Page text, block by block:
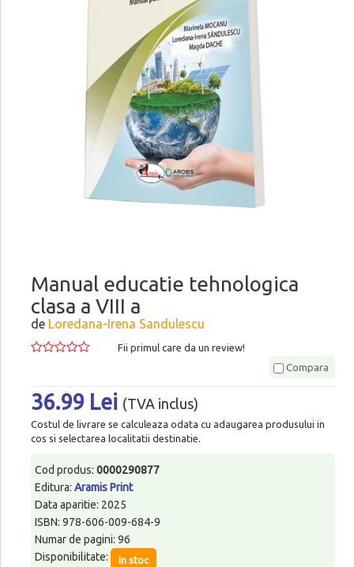
Manual educatie tehnologica
clasa a VIII a
de Loredana-Irena Sandulescu
Fii primul care da un review!
Compara
36.99 Lei (TVA inclus)
Costul de livrare se calculeaza odata cu adaugarea produsului in
cos si selectarea localitatii destinatie.
Cod produs: 0000290877
Editura: Aramis Print
Data aparitie: 2025
ISBN: 978-606-009-684-9
Numar de pagini: 96
Disponibilitate:
In stoc